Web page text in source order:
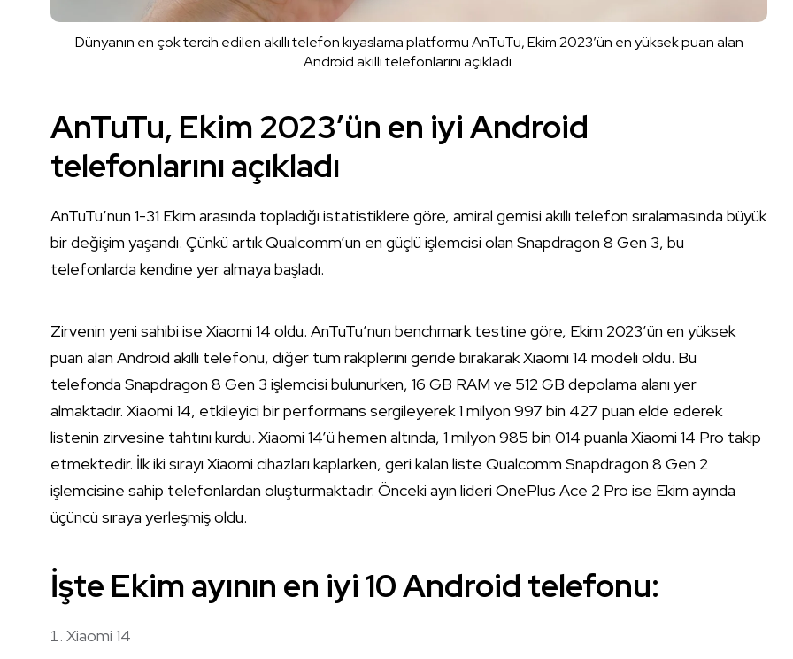
Dünyanın en çok tercih edilen akıllı telefon kıyaslama platformu AnTuTu, Ekim 2023’ün en yüksek puan alan
Android akıllı telefonlarını açıkladı.
AnTuTu, Ekim 2023’ün en iyi Android
telefonlarını açıkladı
AnTuTu’nun 1-31 Ekim arasında topladığı istatistiklere göre, amiral gemisi akıllı telefon sıralamasında büyük
bir değişim yaşandı. Çünkü artık Qualcomm’un en güçlü işlemcisi olan Snapdragon 8 Gen 3, bu
telefonlarda kendine yer almaya başladı.
Zirvenin yeni sahibi ise Xiaomi 14 oldu. AnTuTu’nun benchmark testine göre, Ekim 2023’ün en yüksek
puan alan Android akıllı telefonu, diğer tüm rakiplerini geride bırakarak Xiaomi 14 modeli oldu. Bu
telefonda Snapdragon 8 Gen 3 işlemcisi bulunurken, 16 GB RAM ve 512 GB depolama alanı yer
almaktadır. Xiaomi 14, etkileyici bir performans sergileyerek 1 milyon 997 bin 427 puan elde ederek
listenin zirvesine tahtını kurdu. Xiaomi 14’ü hemen altında, 1 milyon 985 bin 014 puanla Xiaomi 14 Pro takip
etmektedir. İlk iki sırayı Xiaomi cihazları kaplarken, geri kalan liste Qualcomm Snapdragon 8 Gen 2
işlemcisine sahip telefonlardan oluşturmaktadır. Önceki ayın lideri OnePlus Ace 2 Pro ise Ekim ayında
üçüncü sıraya yerleşmiş oldu.
İşte Ekim ayının en iyi 10 Android telefonu:
Xiaomi 14